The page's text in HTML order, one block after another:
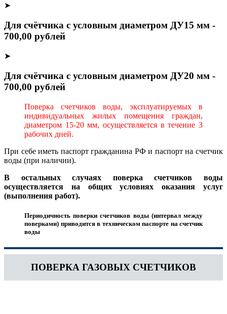
➤
Для счётчика с условным диаметром ДУ15 мм -
700,00 рублей
➤
Для счётчика с условным диаметром ДУ20 мм -
700,00 рублей
Поверка счетчиков воды, эксплуатируемых в
индивидуальных жилых помещения граждан,
диаметром 15-20 мм, осуществляется в течение 3
рабочих дней.
При себе иметь паспорт гражданина РФ и паспорт на счетчик
воды (при наличии).
В остальных случаях поверка счетчиков воды
осуществляется на общих условиях оказания услуг
(выполнения работ).
Периодичность поверки счетчиков воды (интервал между
поверками) приводится в техническом паспорте на счетчик
воды
ПОВЕРКА ГАЗОВЫХ СЧЕТЧИКОВ